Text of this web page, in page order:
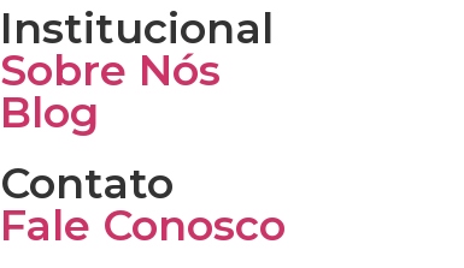
Institucional
Sobre Nós
Blog
Contato
Fale Conosco